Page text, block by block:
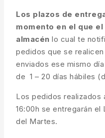
Los plazos de
momento en el que
almacén lo cual te
pedidos que se
enviados ese mismo
de 1 – 20 días hábiles
Los pedidos realizados
16:00h se entregarán
del Martes.